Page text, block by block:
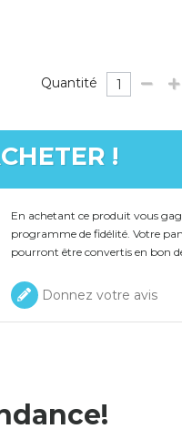
Quantité
!
En achetant ce produit vous
programme de fidélité. Votre
pourront être convertis en bon
Donnez votre avis